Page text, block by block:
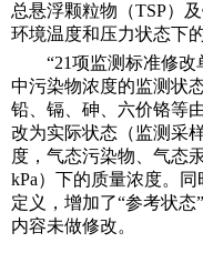
总悬浮颗粒物（TSP）
环境温度和压力状态下
“21项监测标准修
中污染物浓度的监测状
铅、镉、砷、六价铬等
改为实际状态（监测采
度，气态污染物、气态
kPa）下的质量浓度。
定义，增加了“参考状
内容未做修改。